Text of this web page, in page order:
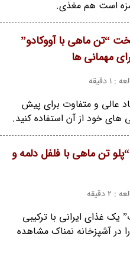
است هم مغذی.
“تن ماهی با آووکادو”
مهمانی ها
دقیقه
عالی و متفاوت برای پیش
های خود از آن استفاده کنید.
تن ماهی با فلفل دلمه و
دقیقه
یک غذای ایرانی با ترکیبی
در آشپزخانه نمناک مشاهده